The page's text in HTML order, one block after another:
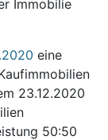
Immobilie
eine
23.12.2020
50:50